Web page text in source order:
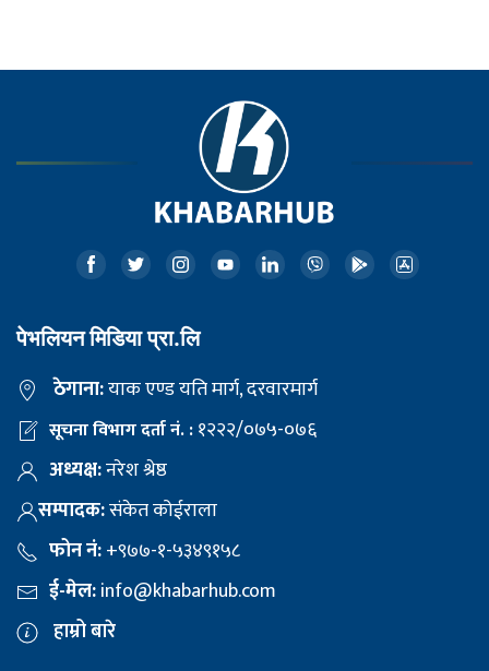
पेभलियन मिडिया प्रा.लि
ठेगाना:याक एण्ड यति मार्ग, दरवारमार्ग
सूचना विभाग दर्ता नं. :१२२२/०७५-०७६
अध्यक्ष:नरेश श्रेष्ठ
सम्पादक:संकेत कोईराला
फोन नं:+९७७-१-५३४९१५८
ई-मेल:info@khabarhub.com
हाम्रो बारे